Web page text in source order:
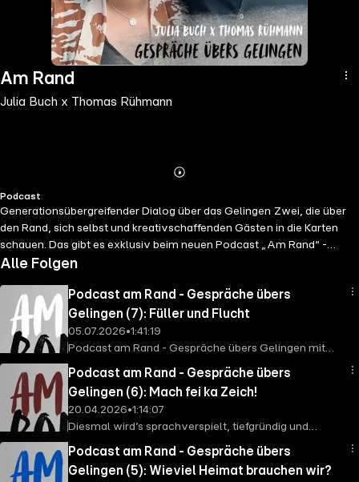
Am Rand
Julia Buch x Thomas Rühmann
Mehr
Podcast
Generationsübergreifender Dialog über das Gelingen Zwei, die über
den Rand, sich selbst und kreativschaffenden Gästen in die Karten
schauen. Das gibt es exklusiv beim neuen Podcast „Am Rand“ -
Geschichten übers Gelingen mit Thomas Rühmann und Julia Buch.
Schauspieler, Musiker, Regisseur, Dramaturg und Theaterleiter des
Theaters am Rand. In ihren Konzerten im Liegen gilt: „Einschlafen
erlaubt“! Er dagegen möchte mit der Theaterkunst aufwecken. Beide
verbindet die Kunst, „Räume zum Träumen“ zu erschaffen. Ein
Podcast, um gemeinsam über den Rand zu fühlen.
https://www.instagram.com/book_of_julia/
https://www.instagram.com/thomasruehmann/
Alle Folgen
Podcast am Rand - Gespräche übers
Gelingen (7): Füller und Flucht
05.07.2026•1:41:19
Podcast am Rand - Gespräche übers Gelingen mit
Julia Buch und Thomas Rühmann, ein
generationsübergrefender Dialog. Es gibt Fragen über
Fragen. Und es ist vor allem einer, der redet, erzählt,
berichtet, fabuliert: Lutz Fiebig. Der Mann aus
Magdeburg, gebürtig in Leipzig, im Jahr des
Mauerbaus. Er hat heute einen Beruf wie aus der Zeit
gefallen. Er repariert Füllfederhalter, die ihm aus der
Podcast am Rand - Gespräche übers
Gelingen (6): Mach fei ka Zeich!
20.04.2026•1:14:07
Diesmal wird’s sprachverspielt, tiefgründig und
zwischendurch herrlich schräg: Zu Gast ist Danny
Siegel – Althistoriker, Dichter, Musiker und Theologe.
Einer, der zwischen Zeiten, Tönen und Wahrheiten
Podcast am Rand - Gespräche übers
Gelingen (5): Wieviel Heimat brauchen wir?